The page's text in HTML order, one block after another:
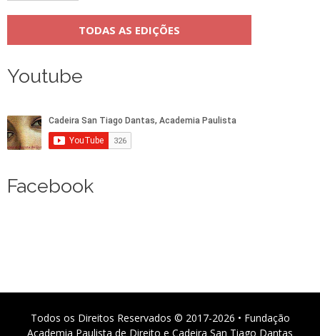
TODAS AS EDIÇÕES
Youtube
Facebook
Todos os Direitos Reservados © 2017-2026 • Fundação
Academia Paulista de Direito e Cadeira San Tiago Dantas